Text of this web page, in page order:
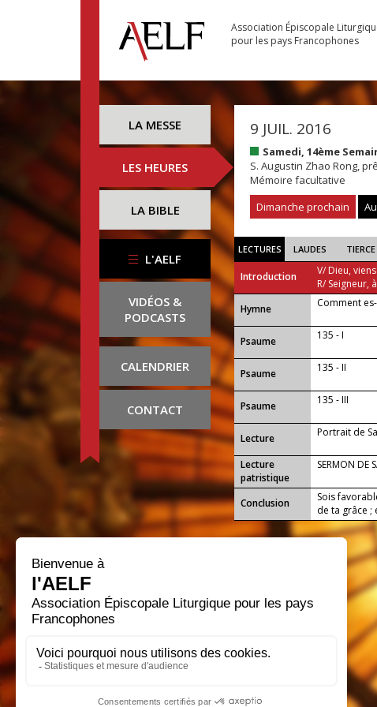
Association Épiscopale
pour les pays Francophones
LA MESSE
LES HEURES
LA BIBLE
L'AELF
VIDÉOS &
PODCASTS
CALENDRIER
CONTACT
9 JUIL. 2016
Samedi, 14ème
S. Augustin Zhao Rong,
Mémoire facultative
Dimanche prochain
LECTURES LAUDES TIERCE
Introduction
V/ Dieu,
R/ Seigneur,
...
Hymne Comment
Psaume 135 - I
Psaume 135 - II
Psaume 135 - III
Lecture Portrait de
Lecture
patristique
SERMON DE
Conclusion
Sois
de ta grâce ;